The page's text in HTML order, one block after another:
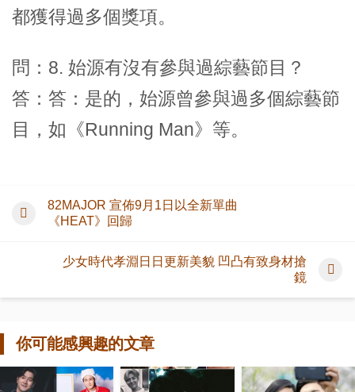
都獲得過多個獎項。
問：8. 始源有沒有參與過綜藝節目？
答：答：是的，始源曾參與過多個綜藝節
目，如《Running Man》等。
82MAJOR 宣佈9月1日以全新單曲
《HEAT》回歸
少女時代孝淵日日更新美貌 凹凸有致身材搶
鏡
你可能感興趣的文章